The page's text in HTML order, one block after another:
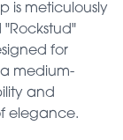
is meticulously
for
medium-
and
elegance.